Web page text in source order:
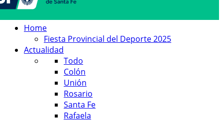
Home
Fiesta Provincial del Deporte 2025
Actualidad
Todo
Colón
Unión
Rosario
Santa Fe
Rafaela